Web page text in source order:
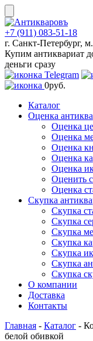
Skip
to
content
+7 (911) 083-51-18
г. Санкт-Петербург,
Купим антиквариат
деньги сразу
0руб.
Каталог
Оценка
Оценка
Оценка
Оценка
Оценка
Оценка
Оценить
Оценка
Скупка
Скупка
Скупка
Скупка
Скупка
Скупка
Скупка
Скупка
О компании
Доставка
Контакты
Главная - Каталог -
белой обивкой